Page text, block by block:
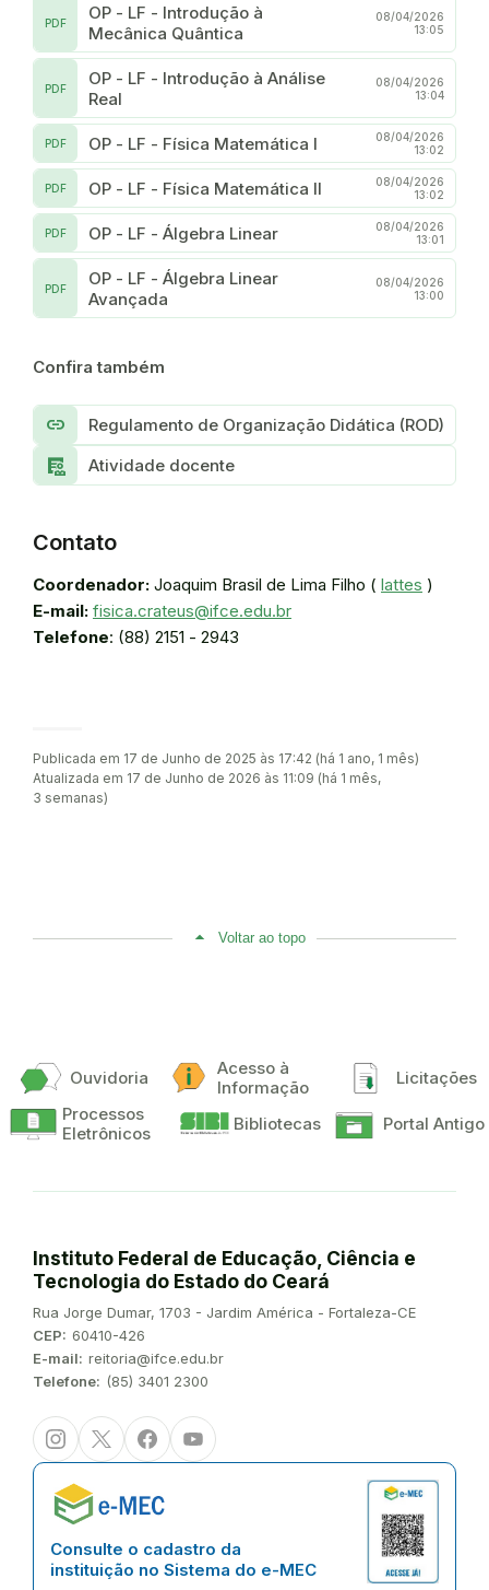
OP - LF - Introdução à
Mecânica Quântica
PDF
08/04/2026
13:05
OP - LF - Introdução à Análise
Real
PDF
08/04/2026
13:04
OP - LF - Física Matemática I
PDF
08/04/2026
13:02
OP - LF - Física Matemática II
PDF
08/04/2026
13:02
OP - LF - Álgebra Linear
PDF
08/04/2026
13:01
OP - LF - Álgebra Linear
Avançada
PDF
08/04/2026
13:00
Confira também
link Regulamento de Organização Didática (ROD)
Clinical_Notes Atividade docente
Contato
Coordenador: Joaquim Brasil de Lima Filho ( lattes )
E-mail: fisica.crateus@ifce.edu.br
Telefone: (88) 2151 - 2943
Publicada em 17 de Junho de 2025 às 17:42 (há 1 ano, 1 mês)
Atualizada em 17 de Junho de 2026 às 11:09 (há 1 mês,
3 semanas)
Voltar ao topo
Ouvidoria
Acesso à
Informação
Licitações
Processos
Eletrônicos
Bibliotecas Portal Antigo
Instituto Federal de Educação, Ciência e
Tecnologia do Estado do Ceará
Endereço:
Rua Jorge Dumar, 1703 - Jardim América - Fortaleza-CE
CEP: 60410-426
E-mail: reitoria@ifce.edu.br
Telefone: (85) 3401 2300
InstagramTwitter/XFacebookYoutube
Consulte o cadastro da
instituição no Sistema do e-MEC